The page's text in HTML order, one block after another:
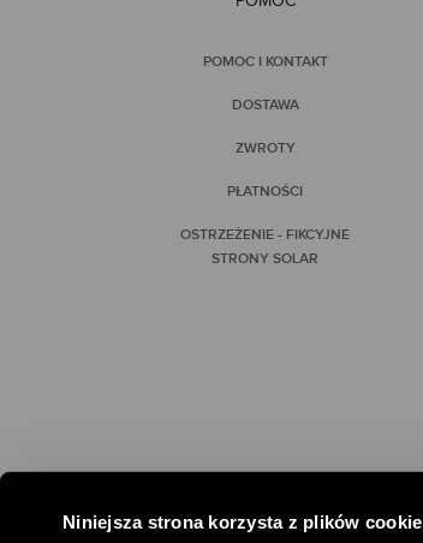
Niniejsza strona korzysta z plików cookie
POMOC I KONTAKT
DOSTAWA
ZWROTY
PŁATNOŚCI
OSTRZEŻENIE - FIKCYJNE
STRONY SOLAR